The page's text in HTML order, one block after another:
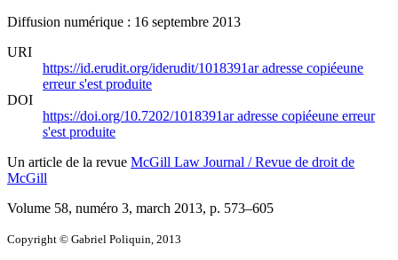
Diffusion numérique : 16 septembre 2013
URI
https://id.erudit.org/iderudit/1018391aradresse copiéeune
erreur s'est produite
DOI
https://doi.org/10.7202/1018391aradresse copiéeune erreur
s'est produite
Un article de la revue McGill Law Journal / Revue de droit de
McGill
Volume 58, numéro 3, march 2013, p. 573–605
Copyright © Gabriel Poliquin, 2013